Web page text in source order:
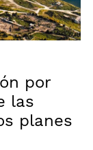
por
las
planes